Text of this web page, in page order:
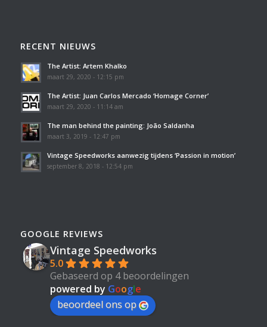
RECENT NIEUWS
The Artist: Artem Khalko
maart 29, 2020 - 12:15 pm
The Artist: Juan Carlos Mercado ‘Homage Corner’
maart 29, 2020 - 11:14 am
The man behind the painting: João Saldanha
maart 3, 2019 - 12:47 pm
Vintage Speedworks aanwezig tijdens ‘Passion in motion’
september 8, 2018 - 12:54 pm
GOOGLE REVIEWS
Vintage Speedworks
5.0
Gebaseerd op 4 beoordelingen
powered by Google
beoordeel ons op